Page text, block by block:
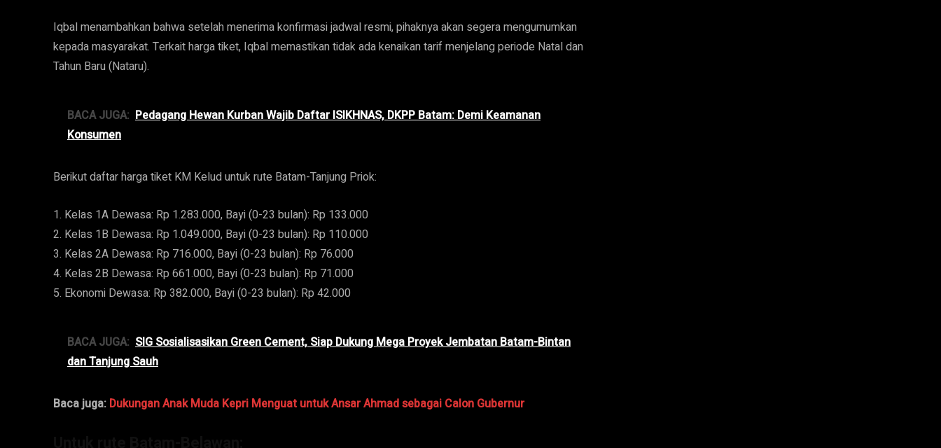
Iqbal menambahkan bahwa setelah menerima konfirmasi jadwal resmi, pihaknya akan segera mengumumkan
kepada masyarakat. Terkait harga tiket, Iqbal memastikan tidak ada kenaikan tarif menjelang periode Natal dan
Tahun Baru (Nataru).
BACA JUGA: Pedagang Hewan Kurban Wajib Daftar ISIKHNAS, DKPP Batam: Demi Keamanan
Konsumen
Berikut daftar harga tiket KM Kelud untuk rute Batam-Tanjung Priok:
1. Kelas 1A Dewasa: Rp 1.283.000, Bayi (0-23 bulan): Rp 133.000
2. Kelas 1B Dewasa: Rp 1.049.000, Bayi (0-23 bulan): Rp 110.000
3. Kelas 2A Dewasa: Rp 716.000, Bayi (0-23 bulan): Rp 76.000
4. Kelas 2B Dewasa: Rp 661.000, Bayi (0-23 bulan): Rp 71.000
5. Ekonomi Dewasa: Rp 382.000, Bayi (0-23 bulan): Rp 42.000
BACA JUGA: SIG Sosialisasikan Green Cement, Siap Dukung Mega Proyek Jembatan Batam-Bintan
dan Tanjung Sauh
Baca juga: Dukungan Anak Muda Kepri Menguat untuk Ansar Ahmad sebagai Calon Gubernur